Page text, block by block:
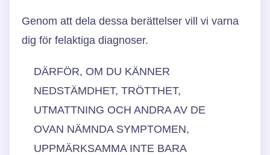
Genom att dela dessa berättelser vill vi varna
dig för felaktiga diagnoser.
DÄRFÖR, OM DU KÄNNER
NEDSTÄMDHET, TRÖTTHET,
UTMATTNING OCH ANDRA AV DE
OVAN NÄMNDA SYMPTOMEN,
UPPMÄRKSAMMA INTE BARA